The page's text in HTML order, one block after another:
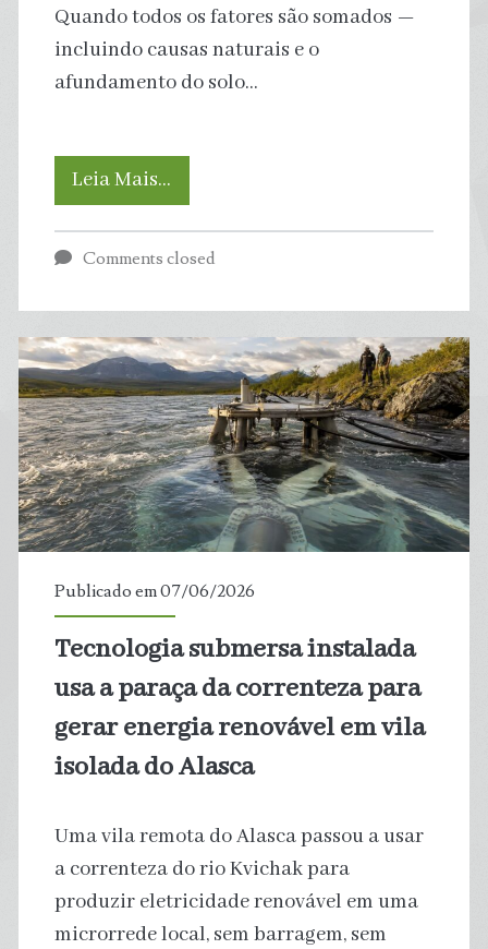
Quando todos os fatores são somados —
incluindo causas naturais e o
afundamento do solo…
Leia Mais…
humana
a
frequência
de
inundações
nas
do
mundo
Comments closed
Publicado em 07/06/2026
Tecnologia submersa instalada
usa a paraça da correnteza para
gerar energia renovável em vila
isolada do Alasca
Uma vila remota do Alasca passou a usar
a correnteza do rio Kvichak para
produzir eletricidade renovável em uma
microrrede local, sem barragem, sem